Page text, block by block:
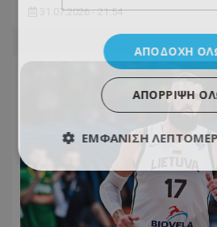
31.07.2026 - 21:54
ΑΠΟΔΟΧΉ
ΑΠΌΡΡΙΨΗ
ΕΜΦΆΝΙΣΗ